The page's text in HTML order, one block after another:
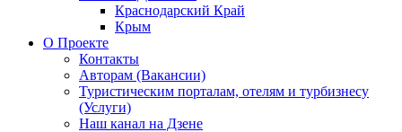
Краснодарский Край
Крым
О Проекте
Контакты
Авторам (Вакансии)
Туристическим порталам, отелям и турбизнесу
(Услуги)
Наш канал на Дзене